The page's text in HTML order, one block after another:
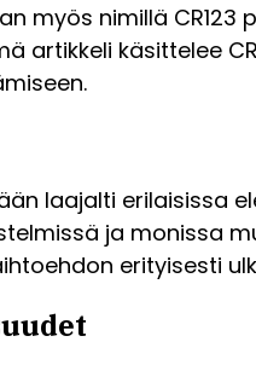
myös nimillä
artikkeli käsittelee
laajalti erilaisissa
ja monissa
erityisesti